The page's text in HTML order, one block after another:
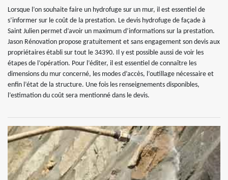
Lorsque l’on souhaite faire un hydrofuge sur un mur, il est essentiel de
s’informer sur le coût de la prestation. Le devis hydrofuge de façade à
Saint Julien permet d’avoir un maximum d’informations sur la prestation.
Jason Rénovation propose gratuitement et sans engagement son devis aux
propriétaires établi sur tout le 34390. Il y est possible aussi de voir les
étapes de l’opération. Pour l’éditer, il est essentiel de connaître les
dimensions du mur concerné, les modes d’accès, l’outillage nécessaire et
enfin l’état de la structure. Une fois les renseignements disponibles,
l’estimation du coût sera mentionné dans le devis.